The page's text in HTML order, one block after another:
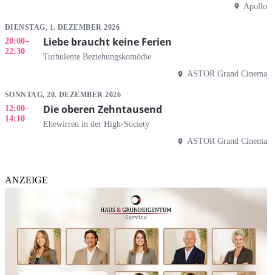
Apollo
DIENSTAG, 1. DEZEMBER 2026
20:00–
22:30
Liebe braucht keine Ferien
Turbulente Beziehungskomödie
ASTOR Grand Cinema
SONNTAG, 20. DEZEMBER 2026
12:00–
14:10
Die oberen Zehntausend
Ehewirren in der High-Society
ASTOR Grand Cinema
ANZEIGE